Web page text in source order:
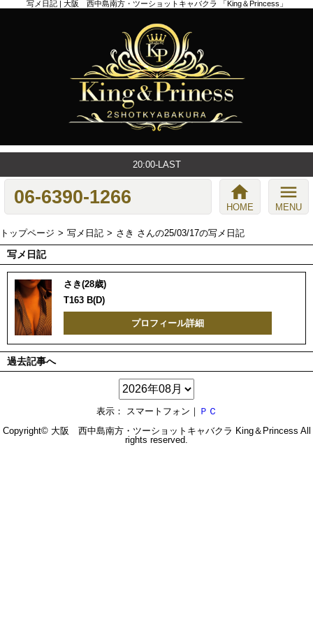
写メ日記 | 大阪 西中島南方・ツーショットキャバクラ 「King＆Princess」
20:00-LAST
06-6390-1266 home
HOME
menu
MENU
トップページ 写メ日記 さき さんの25/03/17の写メ日記
写メ日記
さき(28歳)
T163 B(D)
プロフィール詳細
過去記事へ
表示： スマートフォン｜ ＰＣ
Copyright© 大阪 西中島南方・ツーショットキャバクラ King＆Princess All
rights reserved.